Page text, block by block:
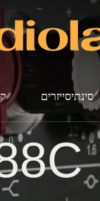
סינתיסייזרים